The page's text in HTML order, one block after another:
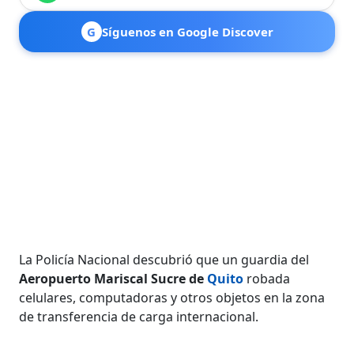
G Síguenos en Google Discover
La Policía Nacional descubrió que un guardia del
Aeropuerto Mariscal Sucre de Quito robada
celulares, computadoras y otros objetos en la ​​zona
de transferencia de carga internacional.